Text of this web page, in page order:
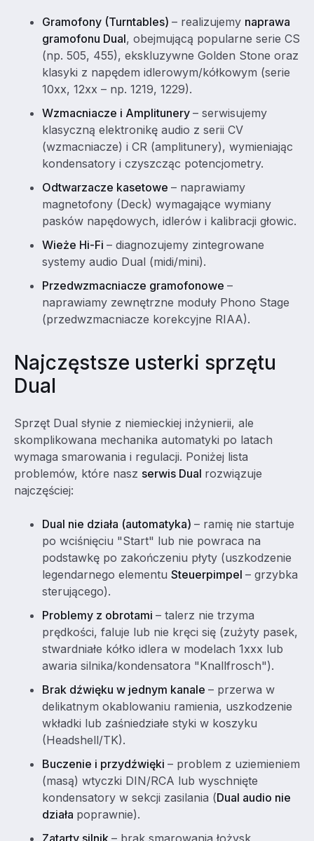
Gramofony (Turntables) – realizujemy naprawa
gramofonu Dual, obejmującą popularne serie CS
(np. 505, 455), ekskluzywne Golden Stone oraz
klasyki z napędem idlerowym/kółkowym (serie
10xx, 12xx – np. 1219, 1229).
Wzmacniacze i Amplitunery – serwisujemy
klasyczną elektronikę audio z serii CV
(wzmacniacze) i CR (amplitunery), wymieniając
kondensatory i czyszcząc potencjometry.
Odtwarzacze kasetowe – naprawiamy
magnetofony (Deck) wymagające wymiany
pasków napędowych, idlerów i kalibracji głowic.
Wieże Hi-Fi – diagnozujemy zintegrowane
systemy audio Dual (midi/mini).
Przedwzmacniacze gramofonowe –
naprawiamy zewnętrzne moduły Phono Stage
(przedwzmacniacze korekcyjne RIAA).
Najczęstsze usterki sprzętu
Dual
Sprzęt Dual słynie z niemieckiej inżynierii, ale
skomplikowana mechanika automatyki po latach
wymaga smarowania i regulacji. Poniżej lista
problemów, które nasz serwis Dual rozwiązuje
najczęściej:
Dual nie działa (automatyka) – ramię nie startuje
po wciśnięciu "Start" lub nie powraca na
podstawkę po zakończeniu płyty (uszkodzenie
legendarnego elementu Steuerpimpel – grzybka
sterującego).
Problemy z obrotami – talerz nie trzyma
prędkości, faluje lub nie kręci się (zużyty pasek,
stwardniałe kółko idlera w modelach 1xxx lub
awaria silnika/kondensatora "Knallfrosch").
Brak dźwięku w jednym kanale – przerwa w
delikatnym okablowaniu ramienia, uszkodzenie
wkładki lub zaśniedziałe styki w koszyku
(Headshell/TK).
Buczenie i przydźwięki – problem z uziemieniem
(masą) wtyczki DIN/RCA lub wyschnięte
kondensatory w sekcji zasilania (Dual audio nie
działa poprawnie).
Zatarty silnik – brak smarowania łożysk